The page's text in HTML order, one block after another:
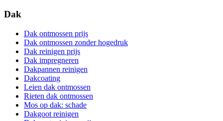
Dak
Dak ontmossen prijs
Dak ontmossen zonder hogedruk
Dak reinigen prijs
Dak impregneren
Dakpannen reinigen
Dakcoating
Leien dak ontmossen
Rieten dak ontmossen
Mos op dak: schade
Dakgoot reinigen